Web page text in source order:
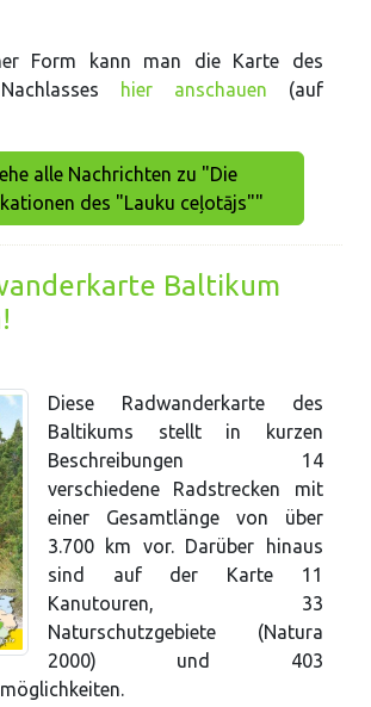
Form kann man die Karte des
hier anschauen (auf
alle Nachrichten zu "Die
des "Lauku ceļotājs""
Baltikum
Diese Radwanderkarte des
Baltikums stellt in kurzen
Beschreibungen 14
verschiedene Radstrecken mit
einer Gesamtlänge von über
3.700 km vor. Darüber hinaus
sind auf der Karte 11
Kanutouren, 33
Naturschutzgebiete (Natura
2000) und 403